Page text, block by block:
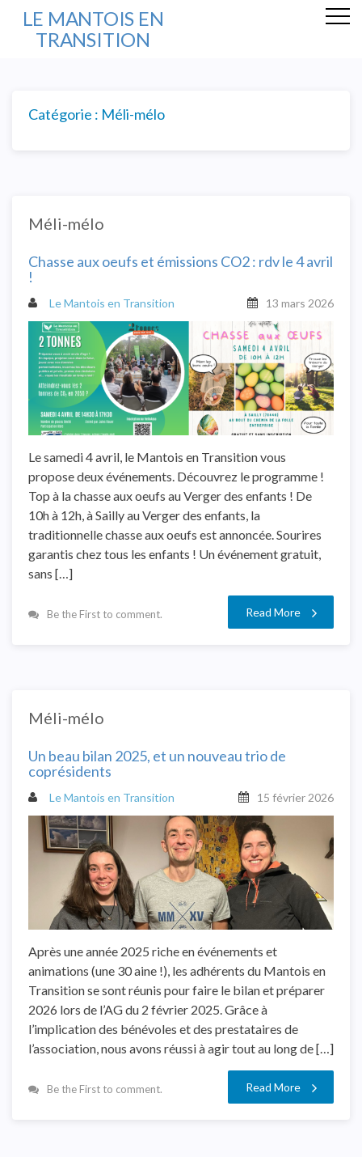
LE MANTOIS EN
TRANSITION
Catégorie : Méli-mélo
Méli-mélo
Chasse aux oeufs et émissions CO2 : rdv le 4 avril
!
Le Mantois en Transition 13 mars 2026
Le samedi 4 avril, le Mantois en Transition vous
propose deux événements. Découvrez le programme !
Top à la chasse aux oeufs au Verger des enfants ! De
10h à 12h, à Sailly au Verger des enfants, la
traditionnelle chasse aux oeufs est annoncée. Sourires
garantis chez tous les enfants ! Un événement gratuit,
sans […]
Be the First to comment. Read More
Méli-mélo
Un beau bilan 2025, et un nouveau trio de
coprésidents
Le Mantois en Transition 15 février 2026
Après une année 2025 riche en événements et
animations (une 30 aine !), les adhérents du Mantois en
Transition se sont réunis pour faire le bilan et préparer
2026 lors de l’AG du 2 février 2025. Grâce à
l’implication des bénévoles et des prestataires de
l’association, nous avons réussi à agir tout au long de […]
Be the First to comment. Read More